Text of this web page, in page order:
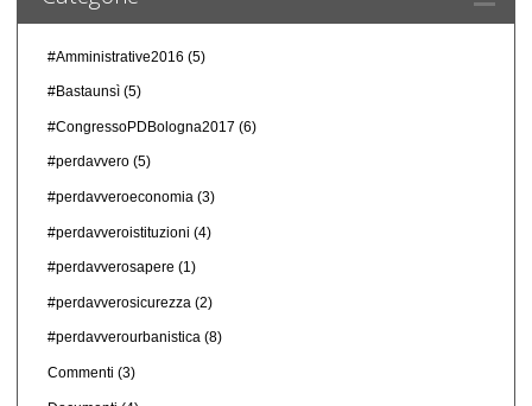
#Amministrative2016 (5)
#Bastaunsì(5)
#CongressoPDBologna2017 (6)
#perdavvero(5)
#perdavveroeconomia(3)
#perdavveroistituzioni (4)
#perdavverosapere (1)
#perdavverosicurezza(2)
#perdavverourbanistica(8)
Commenti (3)